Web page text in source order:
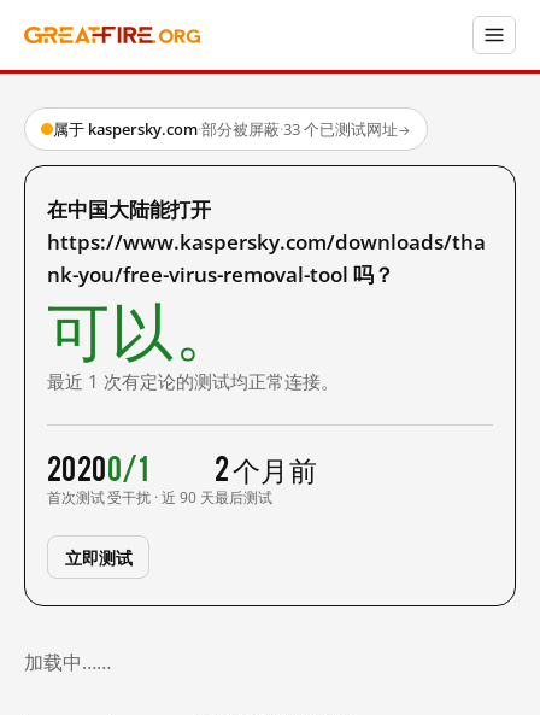
属于 kaspersky.com·部分被屏蔽·33 个已测试网址→
在中国大陆能打开
https://www.kaspersky.com/downloads/tha
nk-you/free-virus-removal-tool 吗？
可以。
最近 1 次有定论的测试均正常连接。
2020
首次测试
0/1
受干扰 · 近 90 天
2 个月前
最后测试
立即测试
加载中……